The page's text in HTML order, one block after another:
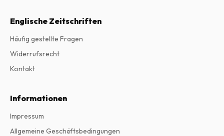
Englische Zeitschriften
Häufig gestellte Fragen
Widerrufsrecht
Kontakt
Informationen
Impressum
Allgemeine Geschäftsbedingungen